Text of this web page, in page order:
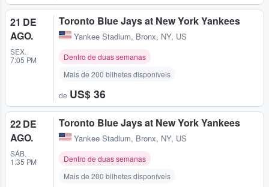
21 DE
AGO.
SEX.
7:05 PM
Toronto Blue Jays at New York Yankees
Yankee Stadium, Bronx, NY, US
Dentro de duas semanas
Mais de 200 bilhetes disponíveis
de US$ 36
22 DE
AGO.
SÁB.
1:35 PM
Toronto Blue Jays at New York Yankees
Yankee Stadium, Bronx, NY, US
Dentro de duas semanas
Mais de 200 bilhetes disponíveis